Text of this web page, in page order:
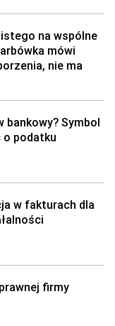
na wspólne
mówi
nie ma
bankowy? Symbol
o podatku
w fakturach dla
firmy